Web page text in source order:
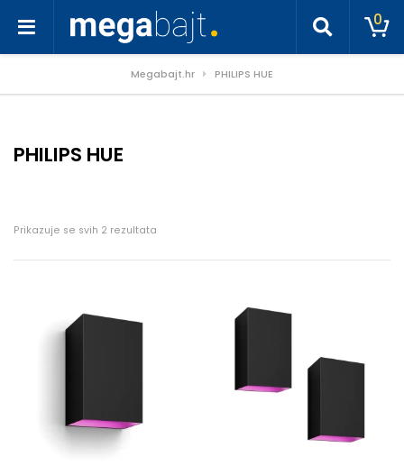
0
Megabajt.hr PHILIPS HUE
PHILIPS HUE
Prikazuje se svih 2 rezultata